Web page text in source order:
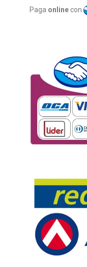
Paga online con